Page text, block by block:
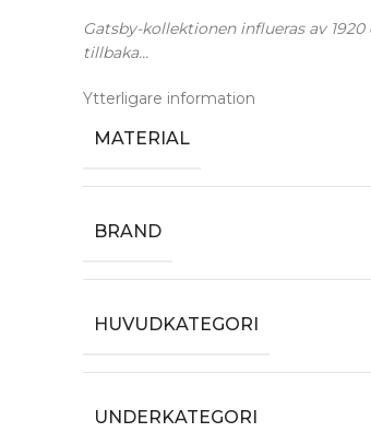
Gatsby-kollektionen influeras av
tillbaka…
Ytterligare information
MATERIAL
BRAND
HUVUDKATEGORI
UNDERKATEGORI